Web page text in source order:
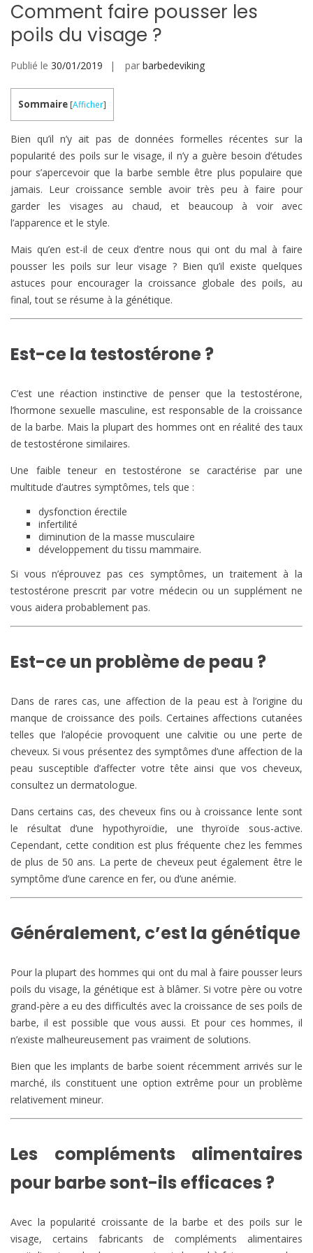
Comment faire pousser les
poils du visage ?
Publié le 30/01/2019 par barbedeviking
Sommaire [Afficher]
Bien qu’il n’y ait pas de données formelles récentes sur la
popularité des poils sur le visage, il n’y a guère besoin d’études
pour s’apercevoir que la barbe semble être plus populaire que
jamais. Leur croissance semble avoir très peu à faire pour
garder les visages au chaud, et beaucoup à voir avec
l’apparence et le style.
Mais qu’en est-il de ceux d’entre nous qui ont du mal à faire
pousser les poils sur leur visage ? Bien qu’il existe quelques
astuces pour encourager la croissance globale des poils, au
final, tout se résume à la génétique.
Est-ce la testostérone ?
C’est une réaction instinctive de penser que la testostérone,
l’hormone sexuelle masculine, est responsable de la croissance
de la barbe. Mais la plupart des hommes ont en réalité des taux
de testostérone similaires.
Une faible teneur en testostérone se caractérise par une
multitude d’autres symptômes, tels que :
dysfonction érectile
infertilité
diminution de la masse musculaire
développement du tissu mammaire.
Si vous n’éprouvez pas ces symptômes, un traitement à la
testostérone prescrit par votre médecin ou un supplément ne
vous aidera probablement pas.
Est-ce un problème de peau ?
Dans de rares cas, une affection de la peau est à l’origine du
manque de croissance des poils. Certaines affections cutanées
telles que l’alopécie provoquent une calvitie ou une perte de
cheveux. Si vous présentez des symptômes d’une affection de la
peau susceptible d’affecter votre tête ainsi que vos cheveux,
consultez un dermatologue.
Dans certains cas, des cheveux fins ou à croissance lente sont
le résultat d’une hypothyroïdie, une thyroïde sous-active.
Cependant, cette condition est plus fréquente chez les femmes
de plus de 50 ans. La perte de cheveux peut également être le
symptôme d’une carence en fer, ou d’une anémie.
Généralement, c’est la génétique
Pour la plupart des hommes qui ont du mal à faire pousser leurs
poils du visage, la génétique est à blâmer. Si votre père ou votre
grand-père a eu des difficultés avec la croissance de ses poils de
barbe, il est possible que vous aussi. Et pour ces hommes, il
n’existe malheureusement pas vraiment de solutions.
Bien que les implants de barbe soient récemment arrivés sur le
marché, ils constituent une option extrême pour un problème
relativement mineur.
Les compléments alimentaires
pour barbe sont-ils efficaces ?
Avec la popularité croissante de la barbe et des poils sur le
visage, certains fabricants de compléments alimentaires